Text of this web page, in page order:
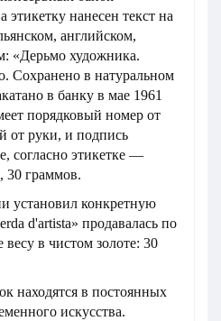
этикетку нанесен текст на
английском,
«Дерьмо художника.
Сохранено в натуральном
в банку в мае 1961
порядковый номер от
от руки, и подпись
согласно этикетке —
30 граммов.
установил конкретную
d'artista» продавалась по
весу в чистом золоте: 30
находятся в постоянных
искусства.